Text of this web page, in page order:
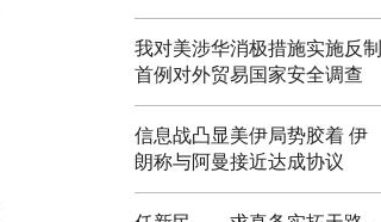
我对美涉华消极措施实施反制
首例对外贸易国家安全调查
信息战凸显美伊局势胶着 伊
朗称与阿曼接近达成协议